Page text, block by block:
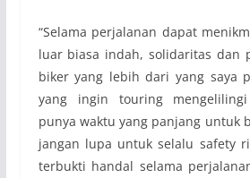
“Selama perjalanan dapat
luar biasa indah, solidaritas dan
biker yang lebih dari yang saya
yang ingin touring
punya waktu yang panjang untuk
jangan lupa untuk selalu safety
terbukti handal selama